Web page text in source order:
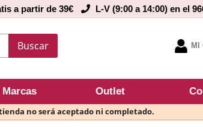
a partir de 39€ L-V (9:00 a 14:00) en el
Buscar MI
Marcas Outlet
no será aceptado ni completado.